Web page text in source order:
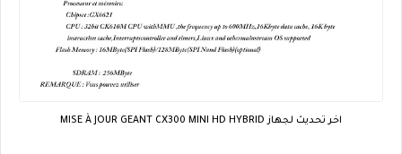
اخر تحديث لجهاز MISE À JOUR GEANT CX300 MINI HD HYBRID